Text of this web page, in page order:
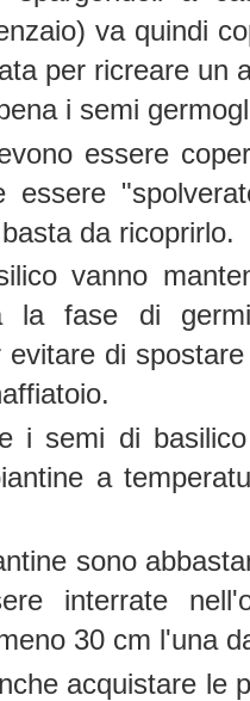
va quindi
per ricreare un
i semi
essere
essere
da ricoprirlo.
vanno
la fase di
evitare di
i semi di
a
sono
interrate
30 cm l'una
acquistare le